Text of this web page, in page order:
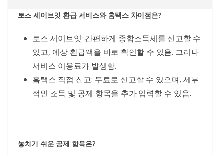
토스 세이브잇 환급 서비스와 홈택스 차이점은?
토스 세이브잇: 간편하게 종합소득세를 신고할 수
있고, 예상 환급액을 바로 확인할 수 있음. 그러나
서비스 이용료가 발생함.
홈택스 직접 신고: 무료로 신고할 수 있으며, 세부
적인 소득 및 공제 항목을 추가 입력할 수 있음.
놓치기 쉬운 공제 항목은?